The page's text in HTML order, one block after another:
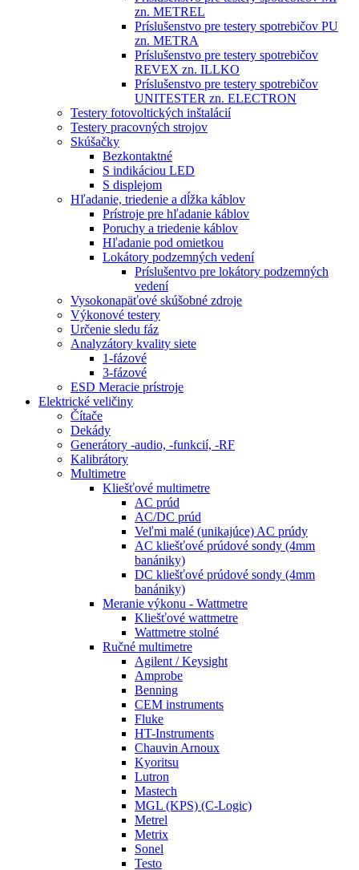
zn. METREL
Príslušenstvo pre testery spotrebičov PU
zn. METRA
Príslušenstvo pre testery spotrebičov
REVEX zn. ILLKO
Príslušenstvo pre testery spotrebičov
UNITESTER zn. ELECTRON
Testery fotovoltických inštalácií
Testery pracovných strojov
Skúšačky
Bezkontaktné
S indikáciou LED
S displejom
Hľadanie, triedenie a dĺžka káblov
Prístroje pre hľadanie káblov
Poruchy a triedenie káblov
Hľadanie pod omietkou
Lokátory podzemných vedení
Príslušentvo pre lokátory podzemných
vedení
Vysokonapäťové skúšobné zdroje
Výkonové testery
Určenie sledu fáz
Analyzátory kvality siete
1-fázové
3-fázové
ESD Meracie prístroje
Elektrické veličiny
Čítače
Dekády
Generátory -audio, -funkcií, -RF
Kalibrátory
Multimetre
Kliešťové multimetre
AC prúd
AC/DC prúd
Veľmi malé (unikajúce) AC prúdy
AC kliešťové prúdové sondy (4mm
banániky)
DC kliešťové prúdové sondy (4mm
banániky)
Meranie výkonu - Wattmetre
Kliešťové wattmetre
Wattmetre stolné
Ručné multimetre
Agilent / Keysight
Amprobe
Benning
CEM instruments
Fluke
HT-Instruments
Chauvin Arnoux
Kyoritsu
Lutron
Mastech
MGL (KPS) (C-Logic)
Metrel
Metrix
Sonel
Testo